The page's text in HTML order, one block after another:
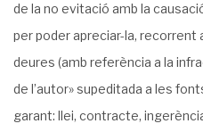
de la no evitació amb la
per poder apreciar-la, recorrent
deures (amb referència a la
de l’autor» supeditada a les
garant: llei, contracte,